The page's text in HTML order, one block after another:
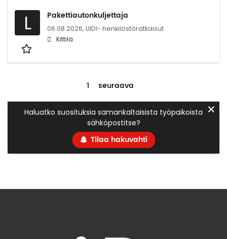
L Pakettiautonkuljettaja
06.08.2026, LIIDI- henkilöstöratkaisut
Kittilä
1 seuraava
Haluatko suosituksia samankaltaisista työpaikoista
sähköpostitse?
Tilaa hakuvahti
✕